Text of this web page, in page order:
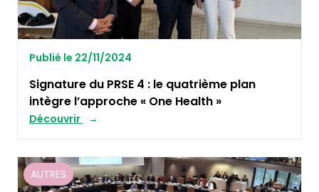
Publié le 22/11/2024
Signature du PRSE 4 : le quatrième plan
intègre l’approche « One Health »
Découvrir
AUTRES